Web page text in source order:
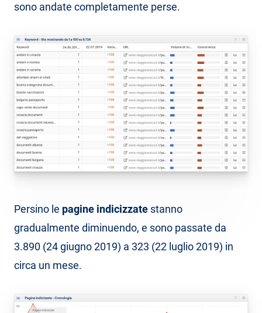
sono andate completamente perse.
Persino le pagine indicizzate stanno
gradualmente diminuendo, e sono passate da
3.890 (24 giugno 2019) a 323 (22 luglio 2019) in
circa un mese.